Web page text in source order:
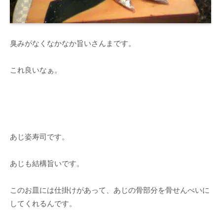
臭みがなくなかなか旨いさんまです。
これ良いなぁ。
あじ姿寿司です。
あじも結構旨いです。
このお皿には仕掛けがあって、あじの骨部分を骨せんべいに
してくれるんです。